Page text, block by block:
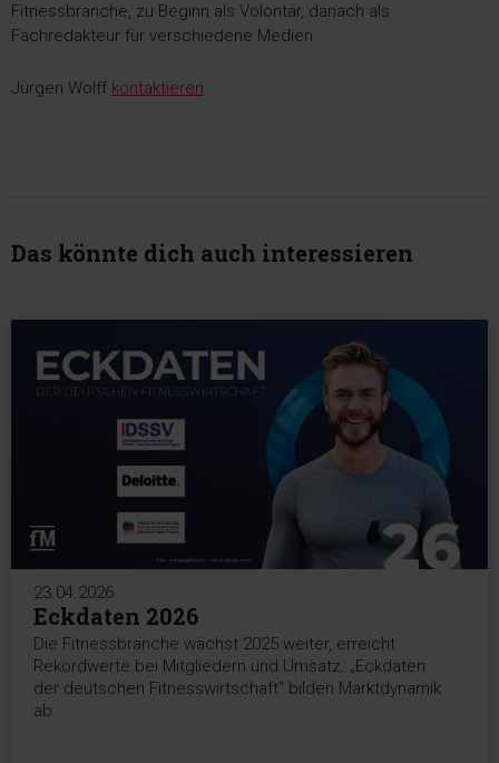
Fitnessbranche, zu Beginn als Volontär, danach als
Fachredakteur für verschiedene Medien.
Jürgen Wolff kontaktieren.
Das könnte dich auch interessieren
23.04.2026
Eckdaten 2026
Die Fitnessbranche wächst 2025 weiter, erreicht
Rekordwerte bei Mitgliedern und Umsatz. „Eckdaten
der deutschen Fitnesswirtschaft“ bilden Marktdynamik
ab.